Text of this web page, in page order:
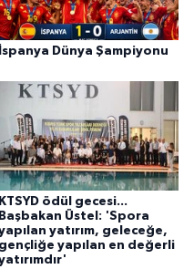
İspanya Dünya Şampiyonu
KTSYD ödül gecesi...
Başbakan Üstel: 'Spora
yatırım, geleceğe,
gençliğe yapılan en değerli